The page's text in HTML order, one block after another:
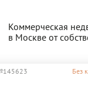
Коммерческая
в Москве от
Без